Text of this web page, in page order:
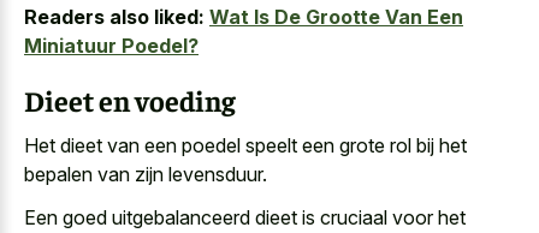
Readers also liked: Wat Is De Grootte Van Een
Miniatuur Poedel?
Dieet en voeding
Het dieet van een poedel speelt een grote rol bij het
bepalen van zijn levensduur.
Een goed uitgebalanceerd dieet is cruciaal voor het